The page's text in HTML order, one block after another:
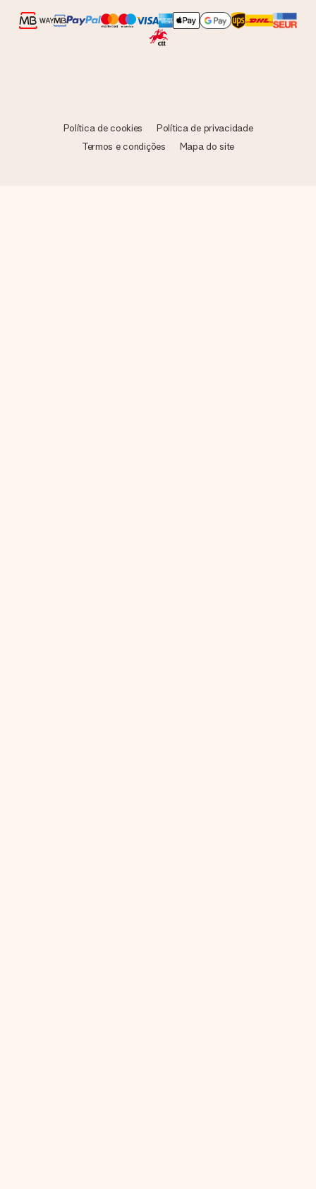
Política de cookies
Política de privacidade
Termos e condições
Mapa do site